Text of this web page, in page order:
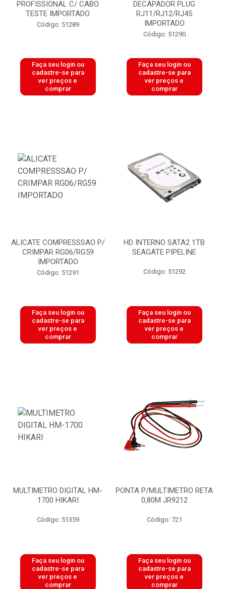
PROFISSIONAL C/ CABO
TESTE IMPORTADO
Código: 51289
Faça seu login ou
cadastre-se para
ver preços e
comprar
DECAPADOR PLUG
RJ11/RJ12/RJ45
IMPORTADO
Código: 51290
Faça seu login ou
cadastre-se para
ver preços e
comprar
ALICATE COMPRESSSAO P/
CRIMPAR RG06/RG59
IMPORTADO
Código: 51291
Faça seu login ou
cadastre-se para
ver preços e
comprar
HD INTERNO SATA2 1TB
SEAGATE PIPELINE
Código: 51292
Faça seu login ou
cadastre-se para
ver preços e
comprar
MULTIMETRO DIGITAL HM-
1700 HIKARI
Código: 51359
Faça seu login ou
cadastre-se para
ver preços e
comprar
PONTA P/MULTIMETRO RETA
0,80M JR9212
Código: 721
Faça seu login ou
cadastre-se para
ver preços e
comprar